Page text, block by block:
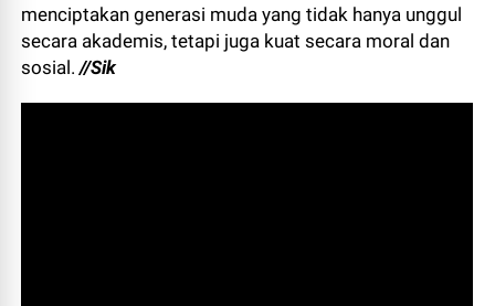
menciptakan generasi muda yang tidak hanya unggul
secara akademis, tetapi juga kuat secara moral dan
sosial.//Sik